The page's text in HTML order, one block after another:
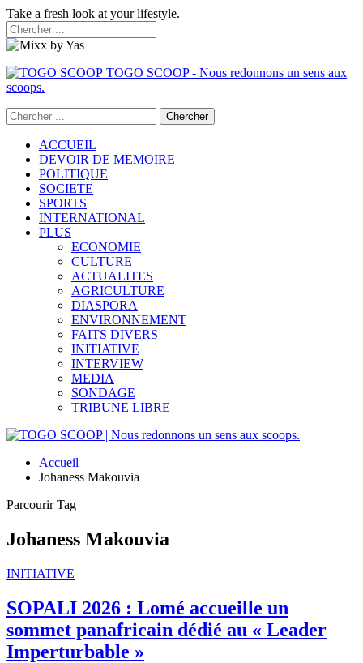
Take a fresh look at your lifestyle.
TOGO SCOOP - Nous redonnons un sens aux
scoops.
ACCUEIL
DEVOIR DE MEMOIRE
POLITIQUE
SOCIETE
SPORTS
INTERNATIONAL
PLUS
ECONOMIE
CULTURE
ACTUALITES
AGRICULTURE
DIASPORA
ENVIRONNEMENT
FAITS DIVERS
INITIATIVE
INTERVIEW
MEDIA
SONDAGE
TRIBUNE LIBRE
Accueil
Johaness Makouvia
Parcourir Tag
Johaness Makouvia
INITIATIVE
SOPALI 2026 : Lomé accueille un
sommet panafricain dédié au « Leader
Imperturbable »